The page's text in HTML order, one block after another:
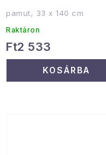
pamut, 33 x 140 cm
Raktáron
Ft2 533
KOSÁRBA